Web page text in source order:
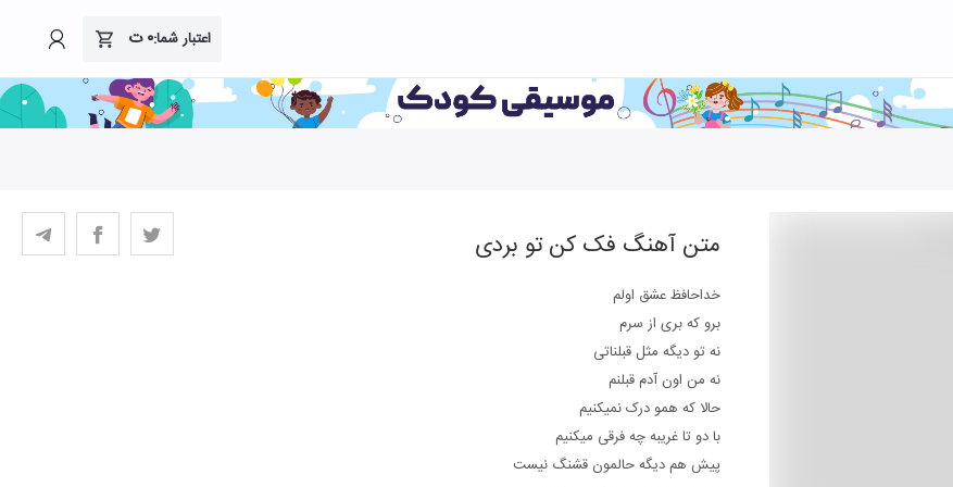
اعتبار شما:۰ت
متن آهنگ فک کن تو بردی
خداحافظ عشق اولم
برو که بری از سرم
نه تو دیگه مثل قبلناتی
نه من اون آدم قبلنم
حالا که همو درک نمیکنیم
با دو تا غریبه چه فرقی میکنیم
پیش هم دیگه حالمون قشنگ نیست